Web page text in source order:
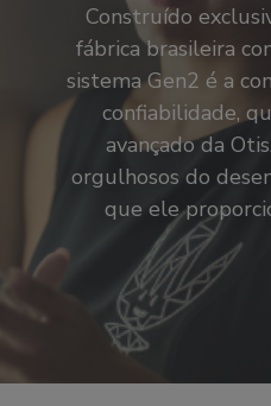
Construído
fábrica brasileira
sistema Gen2 é a
confiabilidade,
avançado da
orgulhosos do
que ele